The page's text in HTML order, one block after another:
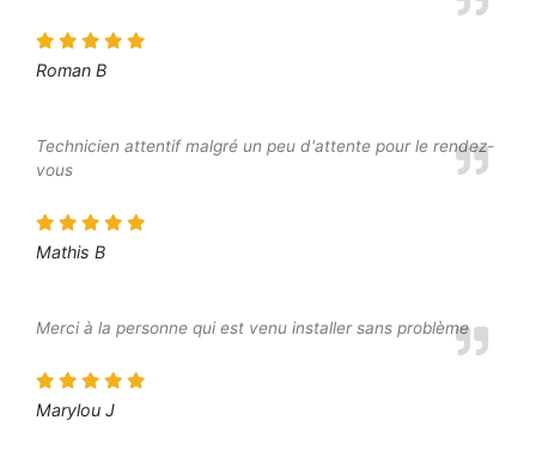
Roman B
Technicien attentif malgré un peu d'attente pour le rendez-
vous
Mathis B
Merci à la personne qui est venu installer sans problème
Marylou J